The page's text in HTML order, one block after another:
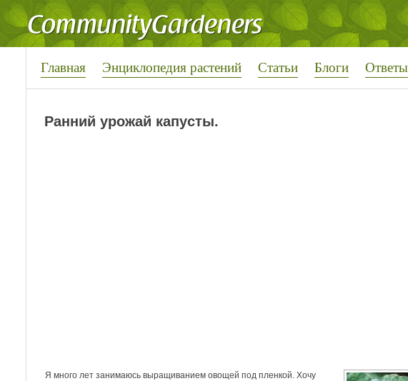
Главная Энциклопедия растений Статьи Блоги Ответы
Ранний урожай капусты.
Я много лет занимаюсь выращиванием овощей под пленкой. Хочу